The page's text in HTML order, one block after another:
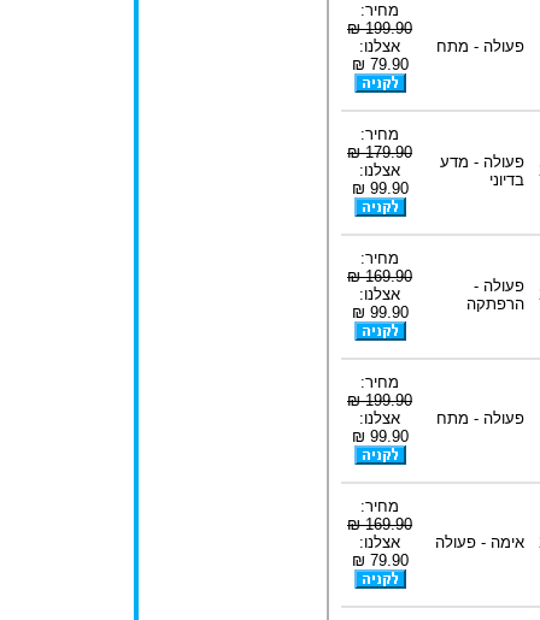
פעולה - מתח
מחיר:
199.90 ₪
אצלנו:
79.90 ₪
פעולה - מדע
בדיוני
מחיר:
179.90 ₪
אצלנו:
99.90 ₪
פעולה -
הרפתקה
מחיר:
169.90 ₪
אצלנו:
99.90 ₪
פעולה - מתח
מחיר:
199.90 ₪
אצלנו:
99.90 ₪
אימה - פעולה
מחיר:
169.90 ₪
אצלנו:
79.90 ₪